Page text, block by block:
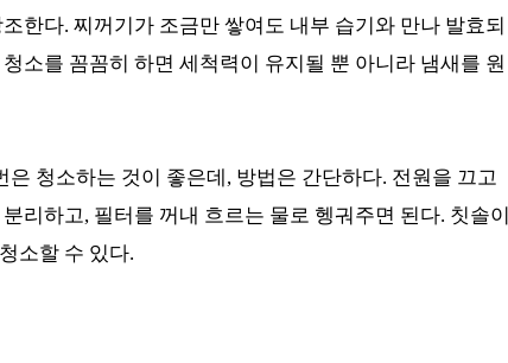
한다. 찌꺼기가 조금만 쌓여도 내부 습기와 만나 발효되
소를 꼼꼼히 하면 세척력이 유지될 뿐 아니라 냄새를 원
청소하는 것이 좋은데, 방법은 간단하다. 전원을 끄고
리하고, 필터를 꺼내 흐르는 물로 헹궈주면 된다. 칫솔이
소할 수 있다.